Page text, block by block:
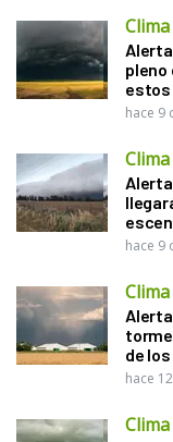
Clima
pleno
estos
hace 9
Clima
hace 9
Clima
de
hace
Clima